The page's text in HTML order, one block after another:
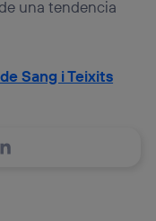
una tendencia
Sang i Teixits